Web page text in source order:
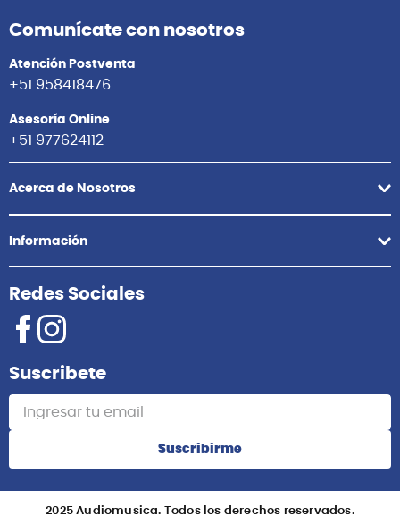
Comunícate con nosotros
Atención Postventa
+51 958418476
Asesoría Online
+51 977624112
Acerca de Nosotros
Información
Redes Sociales
Suscribete
Suscribirme
2025 Audiomusica. Todos los derechos reservados.